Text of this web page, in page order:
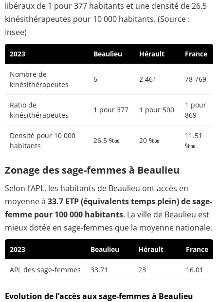
libéraux de 1 pour 377 habitants et une densité de 26.5
kinésithérapeutes pour 10 000 habitants. (Source :
Insee)
2023 Beaulieu Hérault France
Nombre de
kinésithérapeutes
6 2 461 78 769
Ratio de
kinésithérapeutes
1 pour 377 1 pour 500
1 pour
869
Densité pour 10 000
habitants
26.5 ‱ 20 ‱
11.51
‱
Zonage des sage-femmes à Beaulieu
Selon l’APL, les habitants de Beaulieu ont accès en
moyenne à 33.7 ETP (équivalents temps plein) de sage-
femme pour 100 000 habitants. La ville de Beaulieu est
mieux dotée en sage-femmes que la moyenne nationale.
2023 Beaulieu Hérault France
APL des sage-femmes 33.71 23 16.01
Evolution de l’accès aux sage-femmes à Beaulieu